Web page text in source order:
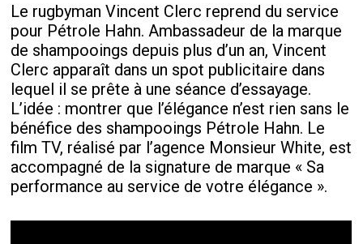
Le rugbyman Vincent Clerc reprend du service
pour Pétrole Hahn. Ambassadeur de la marque
de shampooings depuis plus d’un an, Vincent
Clerc apparaît dans un spot publicitaire dans
lequel il se prête à une séance d’essayage.
L’idée : montrer que l’élégance n’est rien sans le
bénéfice des shampooings Pétrole Hahn. Le
film TV, réalisé par l’agence Monsieur White, est
accompagné de la signature de marque « Sa
performance au service de votre élégance ».